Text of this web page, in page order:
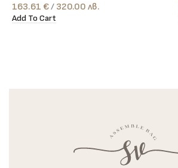
163.61€ лв.
Add To Cart